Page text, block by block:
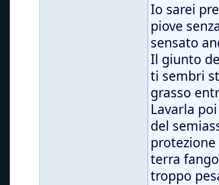
Io sarei
piove
sensato
Il giunto
ti sembri
grasso
Lavarla
del
terra
troppo